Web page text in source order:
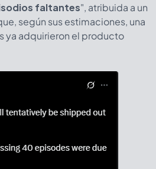
faltantes", atribuida a un
según sus estimaciones, una
ya adquirieron el producto